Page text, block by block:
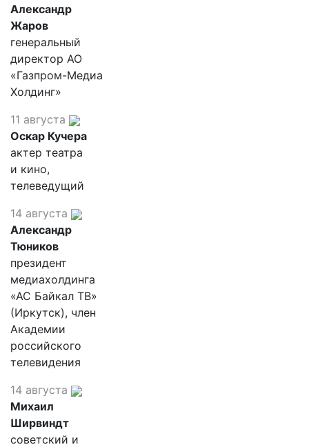
Александр
Жаров
генеральный
директор АО
«Газпром-Медиа
Холдинг»
11 августа
Оскар Кучера
актер театра
и кино,
телеведущий
14 августа
Александр
Тюников
президент
медиахолдинга
«АС Байкал ТВ»
(Иркутск), член
Академии
российского
телевидения
14 августа
Михаил
Ширвиндт
советский и